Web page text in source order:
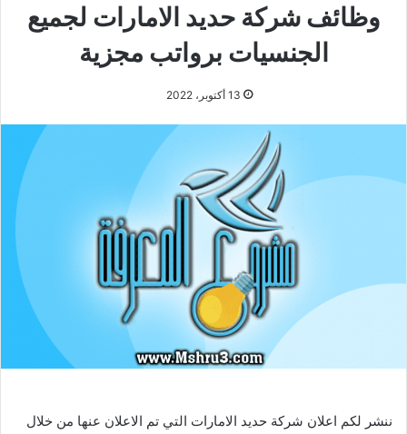
وظائف شركة حديد الامارات لجميع
الجنسيات برواتب مجزية
13 أكتوبر، 2022
ننشر لكم اعلان شركة حديد الامارات التي تم الاعلان عنها من خلال